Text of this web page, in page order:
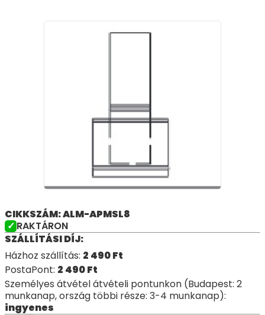
CIKKSZÁM: ALM-APMSL8
RAKTÁRON
SZÁLLÍTÁSI DÍJ:
Házhoz szállítás: 2 490Ft
PostaPont: 2 490Ft
Személyes átvétel átvételi pontunkon (Budapest: 2
munkanap, ország többi része: 3-4 munkanap):
ingyenes